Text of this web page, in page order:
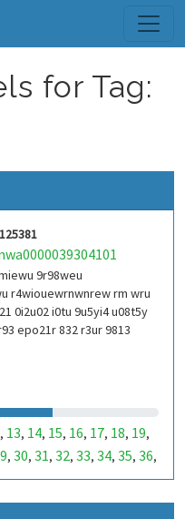
for Tag:
9r98weu
r4wiouewrnwnrew rm wru
0i2u02 i0tu 9u5yi4 u08t5y
epo21r 832 r3ur 9813
, 13, 14, 15, 16, 17, 18, 19,
, 30, 31, 32, 33, 34, 35, 36,
,47,48,49,50,51,52,53,
,107,108,109,110,